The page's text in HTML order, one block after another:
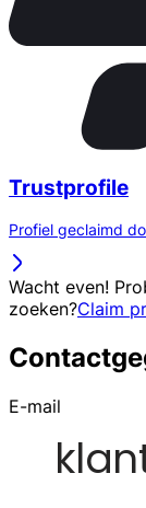
Trustprofile
Profiel geclaimd
Wacht even!
zoeken?Claim
E-mail